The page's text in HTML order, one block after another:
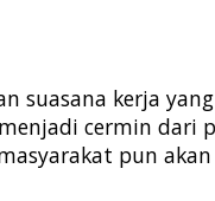
suasana kerja
cermin dari
pun